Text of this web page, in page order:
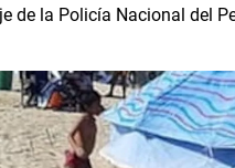
de la Policía Nacional del